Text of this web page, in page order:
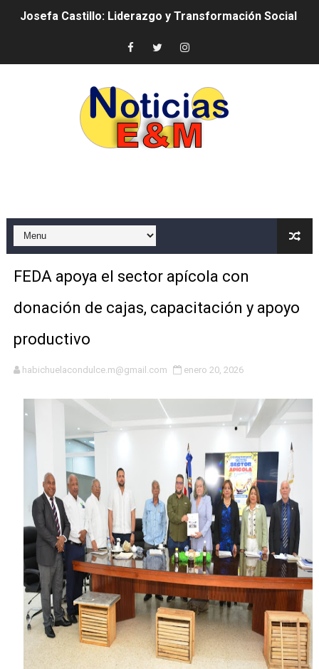
Operativo Interinstitucional “Compromiso Ambiental
Trabajadores de la prensa y Obispado de la
Ministerio de Cultura anuncia ganadores de Premios
Banco Popular escala 17 posiciones en los mil
Ministerio de Defensa siembra esperanza y protege
MICM y CECCOM retienen 213,355 galones de
Bienes Nacionales recauda más de RD 57 millones en
Residentes en San Juan beneficiados con jornada
El magistrado Henry Molina decidió no seguir en la
​Domingo Plácido critica la situación económica y
Graduación XII Promoción Servicio Militar Voluntario
Comedores Comunitarios de DASAC garantizan
FEDA apoya el sector apícola con
donación de cajas, capacitación y apoyo
productivo
habichuelacondulce.m@gmail.com enero 20, 2026